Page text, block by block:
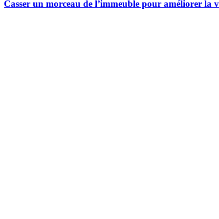
Casser un morceau de l’immeuble pour améliorer la